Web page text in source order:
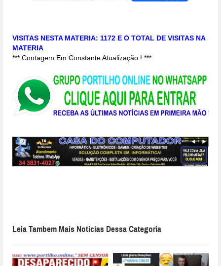
VISITAS NESTA MATERIA: 1172 E O TOTAL DE VISITAS NA
MATERIA
*** Contagem Em Constante Atualização ! ***
Leia Tambem Mais Noticias Dessa Categoria